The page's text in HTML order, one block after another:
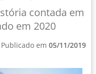
contada em
em 2020
Publicado em 05/11/2019